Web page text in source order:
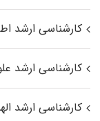
کارشناسی ارشد
کارشناسی ارشد
کارشناسی ارشد